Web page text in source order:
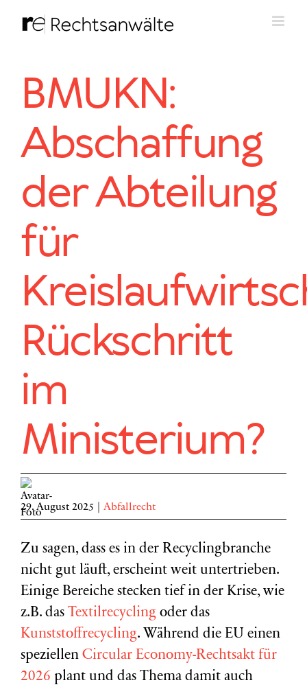
Inhalt
BMUKN:
Abschaffung
der Abteilung
für
Rückschritt
im
Ministerium?
29. August 2025 Abfallrecht
Zu sagen, dass es in der Recyclingbranche
nicht gut läuft, erscheint weit untertrieben.
Einige Bereiche stecken tief in der Krise, wie
z.B. das Textilrecycling oder das
Kunststoffrecycling. Während die EU einen
speziellen Circular Economy-Rechtsakt für
2026 plant und das Thema damit auch